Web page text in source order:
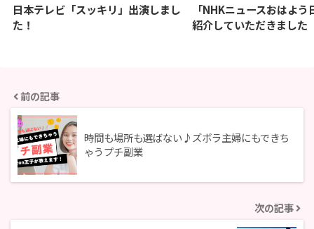
日本テレビ「スッキリ」出演しまし
た！
「NHKニュースおはよう
紹介していただきました
前の記事
時間も場所も選ばない♪ズボラ主婦にもできち
ゃうプチ副業
次の記事